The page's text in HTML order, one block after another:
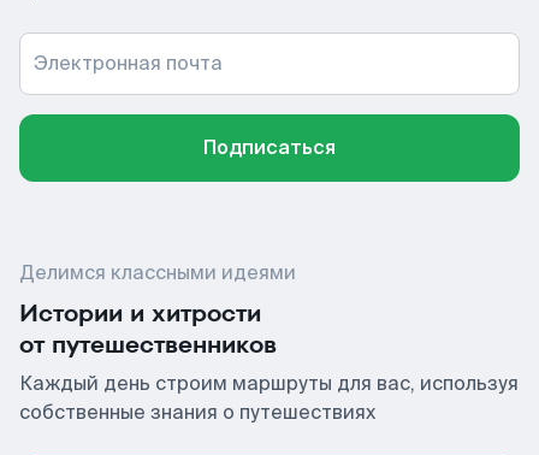
Электронная почта
Подписаться
Делимся классными идеями
Истории и хитрости
от путешественников
Каждый день строим маршруты для вас, используя
собственные знания о путешествиях